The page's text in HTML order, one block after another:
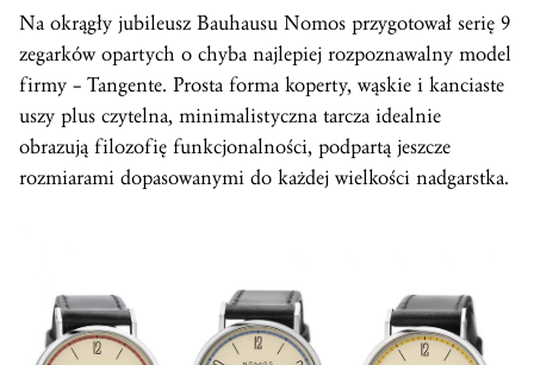
Na okrągły jubileusz Bauhausu Nomos przygotował serię 9
zegarków opartych o chyba najlepiej rozpoznawalny model
firmy – Tangente. Prosta forma koperty, wąskie i kanciaste
uszy plus czytelna, minimalistyczna tarcza idealnie
obrazują filozofię funkcjonalności, podpartą jeszcze
rozmiarami dopasowanymi do każdej wielkości nadgarstka.